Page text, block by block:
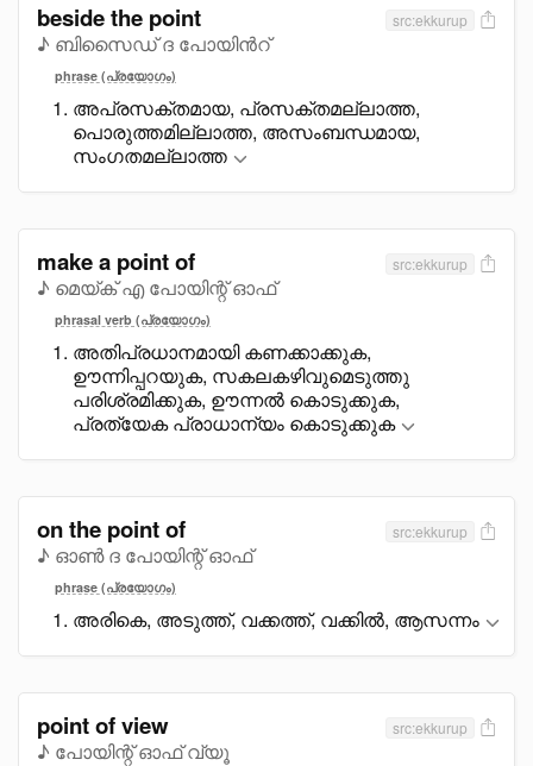
beside the point
♪ ബിസൈഡ് ദ പോയിൻറ്
src:ekkurup
phrase (പ്രയോഗം)
അപ്രസക്തമായ, പ്രസക്തമല്ലാത്ത,
പൊരുത്തമില്ലാത്ത, അസംബന്ധമായ,
സംഗതമല്ലാത്ത
make a point of
♪ മെയ്ക് എ പോയിന്റ് ഓഫ്
src:ekkurup
phrasal verb (പ്രയോഗം)
അതിപ്രധാനമായി കണക്കാക്കുക,
ഊന്നിപ്പറയുക, സകലകഴിവുമെടുത്തു
പരിശ്രമിക്കുക, ഊന്നൽ കൊടുക്കുക,
പ്രത്യേക പ്രാധാന്യം കൊടുക്കുക
on the point of
♪ ഓൺ ദ പോയിന്റ് ഓഫ്
src:ekkurup
phrase (പ്രയോഗം)
അരികെ, അടുത്ത്, വക്കത്ത്, വക്കിൽ, ആസന്നം
point of view
♪ പോയിന്റ് ഓഫ് വ്യൂ
src:ekkurup